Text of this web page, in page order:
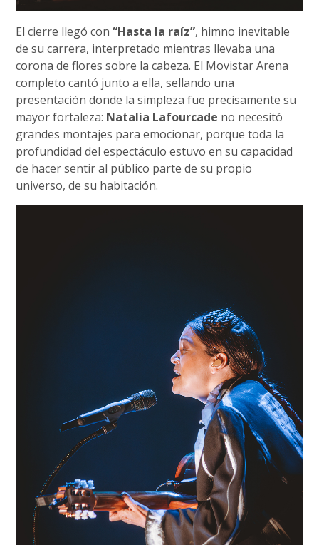
El cierre llegó con“Hasta la raíz”, himno inevitable
de su carrera, interpretado mientras llevaba una
corona de flores sobre la cabeza. El Movistar Arena
completo cantó junto a ella, sellando una
presentación donde la simpleza fue precisamente su
mayor fortaleza: Natalia Lafourcade no necesitó
grandes montajes para emocionar, porque toda la
profundidad del espectáculo estuvo en su capacidad
de hacer sentir al público parte de su propio
universo, de su habitación.